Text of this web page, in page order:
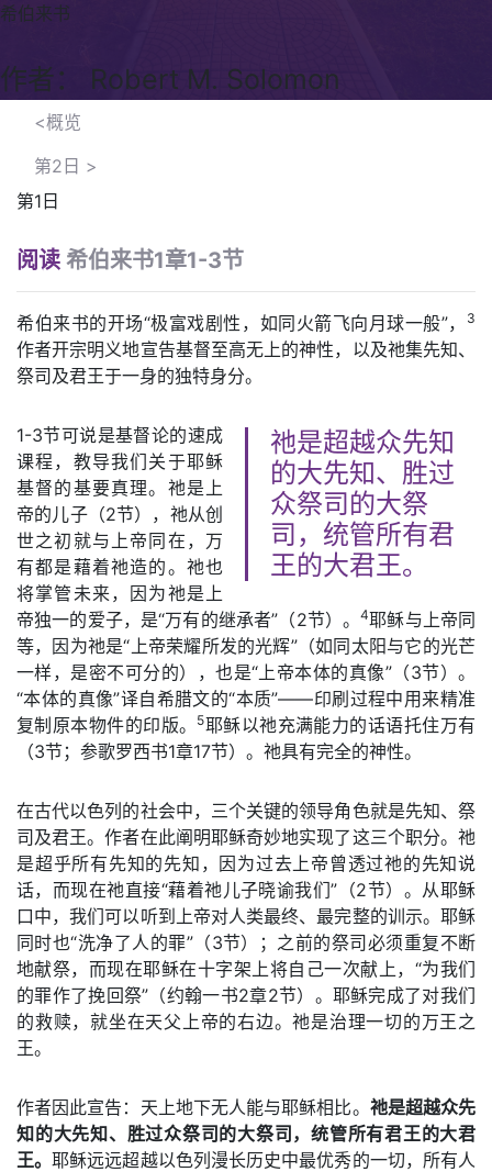
希伯来书
作者： Robert M. Solomon
<概览
第2日 >
第1日
阅读 希伯来书1章1-3节
希伯来书的开场“极富戏剧性，如同火箭飞向月球一般”， 3
作者开宗明义地宣告基督至高无上的神性，以及祂集先知、
祭司及君王于一身的独特身分。
祂是超越众先知
的大先知、胜过
众祭司的大祭
司，统管所有君
王的大君王。
1-3节可说是基督论的速成
课程，教导我们关于耶稣
基督的基要真理。祂是上
帝的儿子（2节），祂从创
世之初就与上帝同在，万
有都是藉着祂造的。祂也
将掌管未来，因为祂是上
帝独一的爱子，是“万有的继承者”（2节）。4耶稣与上帝同
等，因为祂是“上帝荣耀所发的光辉”（如同太阳与它的光芒
一样，是密不可分的），也是“上帝本体的真像”（3节）。
“本体的真像”译自希腊文的“本质”——印刷过程中用来精准
复制原本物件的印版。
5耶稣以祂充满能力的话语托住万有
（3节；参歌罗西书1章17节）。祂具有完全的神性。
在古代以色列的社会中，三个关键的领导角色就是先知、祭
司及君王。作者在此阐明耶稣奇妙地实现了这三个职分。祂
是超乎所有先知的先知，因为过去上帝曾透过祂的先知说
话，而现在祂直接“藉着祂儿子晓谕我们”（2节）。从耶稣
口中，我们可以听到上帝对人类最终、最完整的训示。耶稣
同时也“洗净了人的罪”（3节）；之前的祭司必须重复不断
地献祭，而现在耶稣在十字架上将自己一次献上，“为我们
的罪作了挽回祭”（约翰一书2章2节）。耶稣完成了对我们
的救赎，就坐在天父上帝的右边。祂是治理一切的万王之
王。
作者因此宣告：天上地下无人能与耶稣相比。 祂是超越众先
知的大先知、胜过众祭司的大祭司，统管所有君王的大君
王。耶稣远远超越以色列漫长历史中最优秀的一切，所有人